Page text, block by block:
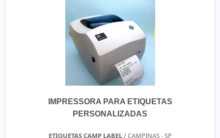
qualidade onde são realizadas as atividades; Software de
desenvolvimento de projetos em 3d; Equipamentos de
última geração. A MAIOR REFERÊNCIA NO
SEGMENTOApenas na Berteck Máquinas Industriais existe
variedade e qualidade quando o assunto for rebobinador
de etiquetas externo. É sempre a opção mais confiável,
disponibilizando itens como rotuladoras e dispensadores
de rótulos e etiquetas.É comprometida com os serviços e
altamente qualificada, padrões possíveis por contar com
escritório de alta qualidade onde são realizadas as
atividades e laboratório equipado com equipamentos de
realizadas as atividades; Presença em todo o território
nacional; Tecnologia de ponta. Tudo pensando em rolo de
ribbon com precisão. Sem perder o foco em rolo de ribbon,
é importante buscar uma empresa que tenha produtos e
serviços com ótima qualidade e assertividade, detalhes que
passam despercebidos e podem gerar prejuízo futuros para
os clientes.Isso tudo é a razão pela qual a FKX Etiquetas e
segmento de etiquetas e rótulos adesivos. A empresa
objetiva a tecnologia e desenvolvimento no que gera
equipe treinada e capacitada que espera seu contato para
IMPRESSORA PARA ETIQUETAS
PERSONALIZADAS
ETIQUETAS CAMP LABEL/ CAMPINAS - SP